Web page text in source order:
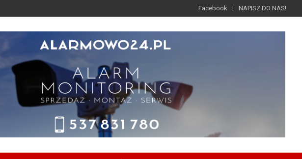
Facebook NAPISZ DO NAS!